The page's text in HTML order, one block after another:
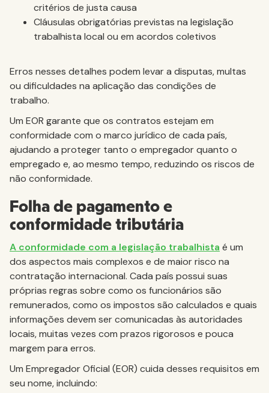
critérios de justa causa
Cláusulas obrigatórias previstas na legislação
trabalhista local ou em acordos coletivos
Erros nesses detalhes podem levar a disputas, multas
ou dificuldades na aplicação das condições de
trabalho.
Um EOR garante que os contratos estejam em
conformidade com o marco jurídico de cada país,
ajudando a proteger tanto o empregador quanto o
empregado e, ao mesmo tempo, reduzindo os riscos de
não conformidade.
Folha de pagamento e
conformidade tributária
A conformidade com a legislação trabalhista é um
dos aspectos mais complexos e de maior risco na
contratação internacional. Cada país possui suas
próprias regras sobre como os funcionários são
remunerados, como os impostos são calculados e quais
informações devem ser comunicadas às autoridades
locais, muitas vezes com prazos rigorosos e pouca
margem para erros.
Um Empregador Oficial (EOR) cuida desses requisitos em
seu nome, incluindo: